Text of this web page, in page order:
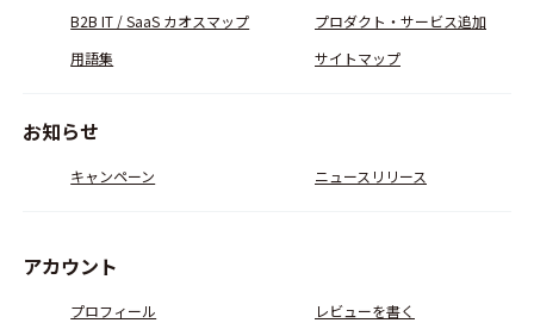
B2B IT / SaaS カオスマップ
プロダクト・サービス追加
用語集
サイトマップ
お知らせ
キャンペーン ニュースリリース
アカウント
プロフィール
レビューを書く